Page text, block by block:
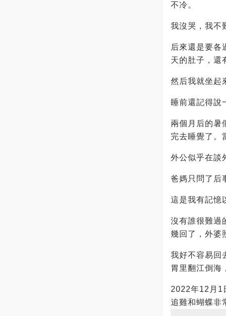
不冷。
我沒哭，我不
后來還是要各
天的肚子，還
然后我就坐起
睡前還記得說
兩個月后的暑
完去睡覺了。
外公似乎在談
爸媽只問了后
這是我有記憶
沒有誰很難過
幾回了，外婆
我好不容易回
胃里翻江倒海
2022年12月1
追雞和蝴蝶非